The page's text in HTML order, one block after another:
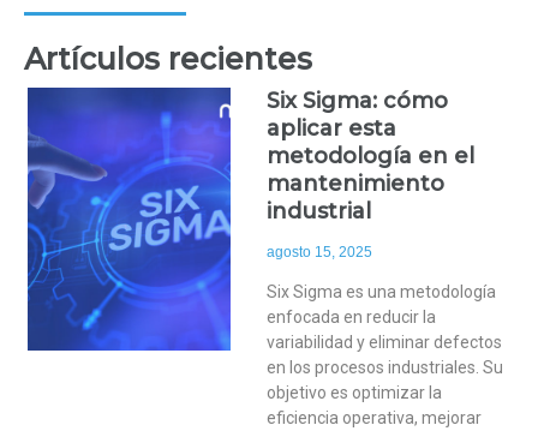
Artículos recientes
Six Sigma: cómo
aplicar esta
metodología en el
mantenimiento
industrial
agosto 15, 2025
Six Sigma es una metodología
enfocada en reducir la
variabilidad y eliminar defectos
en los procesos industriales. Su
objetivo es optimizar la
eficiencia operativa, mejorar